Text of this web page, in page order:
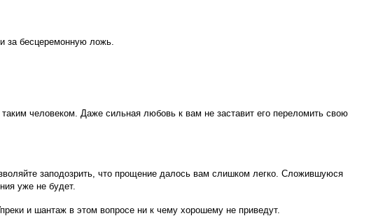
за бесцеремонную ложь.
человеком. Даже сильная любовь к вам не заставит его переломить свою
заподозрить, что прощение далось вам слишком легко. Сложившуюся
уже не будет.
и шантаж в этом вопросе ни к чему хорошему не приведут.